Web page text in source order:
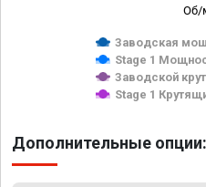
Об/
Заводская
Stage 1
Заводской
Stage 1
Дополнительные опции: